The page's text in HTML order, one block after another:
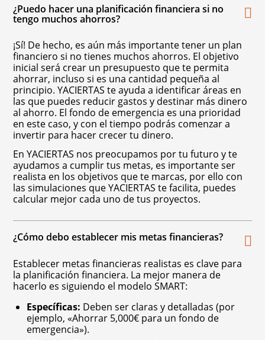
¿Puedo hacer una planificación financiera si no
tengo muchos ahorros?
¡Sí! De hecho, es aún más importante tener un plan
financiero si no tienes muchos ahorros. El objetivo
inicial será crear un presupuesto que te permita
ahorrar, incluso si es una cantidad pequeña al
principio. YACIERTAS te ayuda a identificar áreas en
las que puedes reducir gastos y destinar más dinero
al ahorro. El fondo de emergencia es una prioridad
en este caso, y con el tiempo podrás comenzar a
invertir para hacer crecer tu dinero.
En YACIERTAS nos preocupamos por tu futuro y te
ayudamos a cumplir tus metas, es importante ser
realista en los objetivos que te marcas, por ello con
las simulaciones que YACIERTAS te facilita, puedes
calcular mejor cada uno de tus proyectos.
¿Cómo debo establecer mis metas financieras?
Establecer metas financieras realistas es clave para
la planificación financiera. La mejor manera de
hacerlo es siguiendo el modelo SMART:
Específicas: Deben ser claras y detalladas (por
ejemplo, «Ahorrar 5,000€ para un fondo de
emergencia»).